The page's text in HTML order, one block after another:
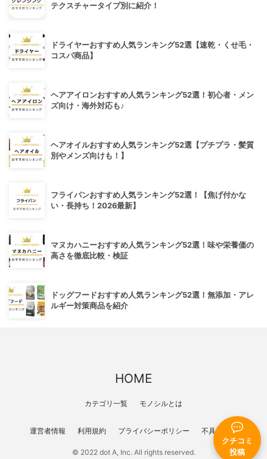
クチコミ
投稿
テクスチャータイプ別に紹介！
ドライヤーおすすめ人気ランキング52選【速乾・くせ毛・
コスパ商品】
ヘアアイロンおすすめ人気ランキング52選！初心者・メン
ズ向け・海外対応も♪
ヘアオイルおすすめ人気ランキング52選【プチプラ・髪質
別やメンズ向けも！】
フライパンおすすめ人気ランキング52選！【焦げ付かな
い・長持ち！2026最新】
マヌカハニーおすすめ人気ランキング52選！味や栄養価の
高さを徹底比較・検証
ドッグフードおすすめ人気ランキング52選！無添加・アレ
ルギー対策商品を紹介
HOME
カテゴリ一覧 モノシルとは
運営者情報 利用規約 プライバシーポリシー 不具合報告
© 2022 dot A, Inc. All rights reserved.